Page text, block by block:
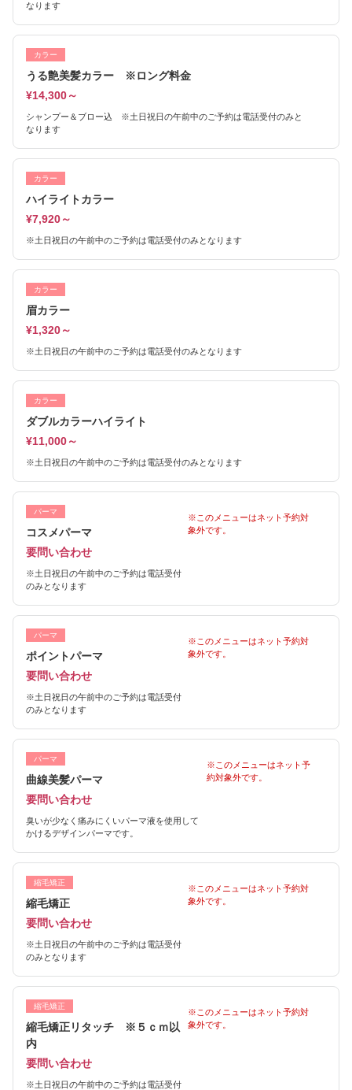
なります
カラー
うる艶美髪カラー ※ロング料金
¥14,300～
シャンプー＆ブロー込 ※土日祝日の午前中のご予約は電話受付のみと
なります
カラー
ハイライトカラー
¥7,920～
※土日祝日の午前中のご予約は電話受付のみとなります
カラー
眉カラー
¥1,320～
※土日祝日の午前中のご予約は電話受付のみとなります
カラー
ダブルカラーハイライト
¥11,000～
※土日祝日の午前中のご予約は電話受付のみとなります
パーマ
コスメパーマ
要問い合わせ
※土日祝日の午前中のご予約は電話受付
のみとなります
※このメニューはネット予約対
象外です。
パーマ
ポイントパーマ
要問い合わせ
※土日祝日の午前中のご予約は電話受付
のみとなります
※このメニューはネット予約対
象外です。
パーマ
曲線美髪パーマ
要問い合わせ
臭いが少なく痛みにくいパーマ液を使用して
かけるデザインパーマです。
※このメニューはネット予
約対象外です。
縮毛矯正
縮毛矯正
要問い合わせ
※土日祝日の午前中のご予約は電話受付
のみとなります
※このメニューはネット予約対
象外です。
縮毛矯正
縮毛矯正リタッチ ※５ｃｍ以
内
要問い合わせ
※土日祝日の午前中のご予約は電話受付
※このメニューはネット予約対
象外です。